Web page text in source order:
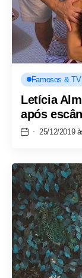
Famosos & TV
Letícia
após
25/12/2019